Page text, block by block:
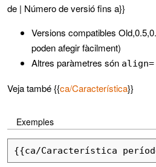
de | Número de versió fins a}}
Versions compatibles
poden afegir fàcilment)
Altres paràmetres són align=
Veja també {{ca/Característica}}
Exemples
{{ca/Característica